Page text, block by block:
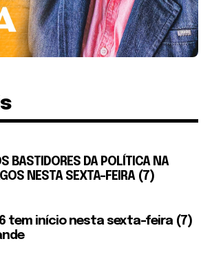
BASTIDORES DA POLÍTICA NA
NESTA SEXTA-FEIRA (7)
tem início nesta sexta-feira (7)